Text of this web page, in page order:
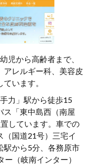
児から高齢者まで、
アレルギー科、美容皮
います。
力」駅から徒歩15
ス「東中島西（南屋
しています。車での
（国道21号）三宅イ
駅から5分、各務原市
（岐南インター）